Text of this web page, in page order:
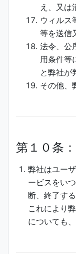
え、又は
ウィルス
等を送信
法令、公
用条件等
と弊社が
その他、
第１０条
弊社はユー
ービスをい
断、終了す
これにより
についても